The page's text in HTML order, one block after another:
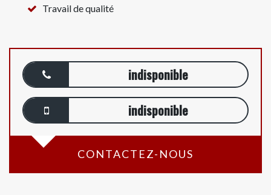
Travail de qualité
indisponible
indisponible
CONTACTEZ-NOUS